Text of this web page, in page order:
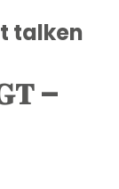
talken
–